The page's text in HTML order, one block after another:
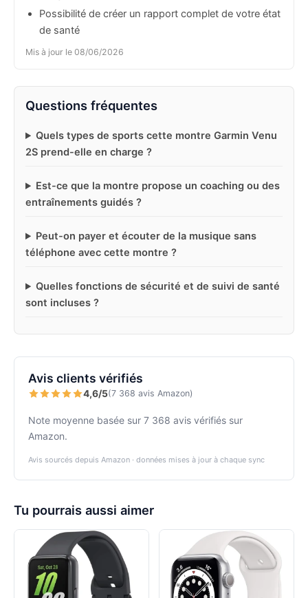
Possibilité de créer un rapport complet de votre état
de santé
Mis à jour le 08/06/2026
Questions fréquentes
Quels types de sports cette montre Garmin Venu
2S prend-elle en charge ?
Est-ce que la montre propose un coaching ou des
entraînements guidés ?
Peut-on payer et écouter de la musique sans
téléphone avec cette montre ?
Quelles fonctions de sécurité et de suivi de santé
sont incluses ?
Avis clients vérifiés
4,6/5(7 368 avis Amazon)
Note moyenne basée sur 7 368 avis vérifiés sur
Amazon.
Avis sourcés depuis Amazon · données mises à jour à chaque sync
Tu pourrais aussi aimer